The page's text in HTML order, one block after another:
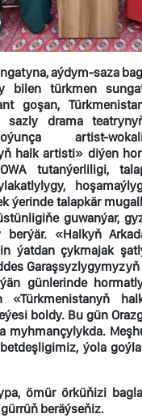
aýdym-saza
bilen türkmen
goşan,
sazly drama
artist-
halk artisti» diýen
tutanýerliligi,
ýerinde talapkär
guwanýar,
berýär. «Halkyň
ýatdan çykmajak
günlerinde
«Türkmenistanyň
boldy. Bu gün
myhmançylykda.
ýola
ömür örküňizi
beräýseňiz.